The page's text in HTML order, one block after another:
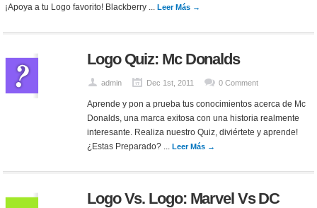
¡Apoya a tu Logo favorito! Blackberry ...Leer Más →
Logo Quiz: Mc Donalds
admin Dec 1st, 2011 0 Comment
Aprende y pon a prueba tus conocimientos acerca de Mc
Donalds, una marca exitosa con una historia realmente
interesante. Realiza nuestro Quiz, diviértete y aprende!
¿Estas Preparado? ... Leer Más →
Logo Vs. Logo: Marvel Vs DC